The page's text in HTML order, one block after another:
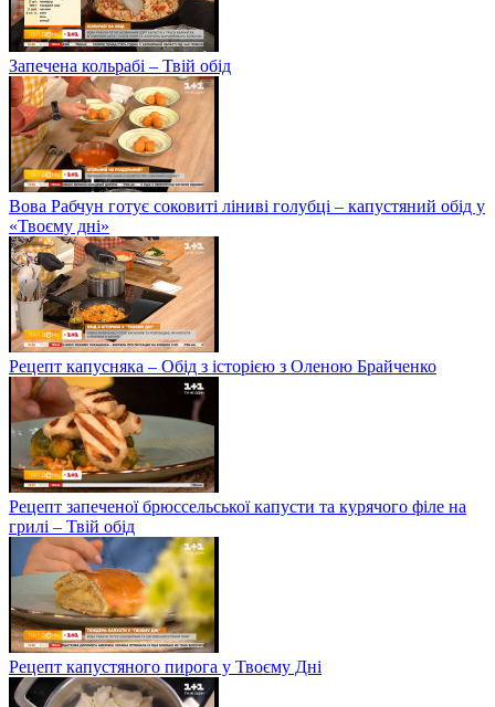
Запечена кольрабі – Твій обід
Вова Рабчун готує соковиті ліниві голубці – капустяний обід у
«Твоєму дні»
Рецепт капусняка – Обід з історією з Оленою Брайченко
Рецепт запеченої брюссельської капусти та курячого філе на
грилі – Твій обід
Рецепт капустяного пирога у Твоєму Дні